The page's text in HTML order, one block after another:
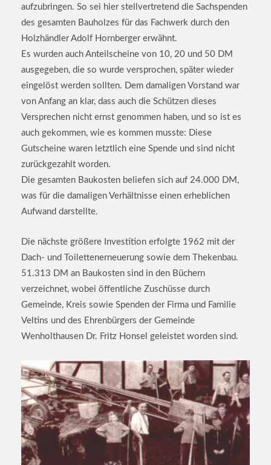
aufzubringen. So sei hier stellvertretend die Sachspenden
des gesamten Bauholzes für das Fachwerk durch den
Holzhändler Adolf Hornberger erwähnt.
Es wurden auch Anteilscheine von 10, 20 und 50 DM
ausgegeben, die so wurde versprochen, später wieder
eingelöst werden sollten. Dem damaligen Vorstand war
von Anfang an klar, dass auch die Schützen dieses
Versprechen nicht ernst genommen haben, und so ist es
auch gekommen, wie es kommen musste: Diese
Gutscheine waren letztlich eine Spende und sind nicht
zurückgezahlt worden.
Die gesamten Baukosten beliefen sich auf 24.000 DM,
was für die damaligen Verhältnisse einen erheblichen
Aufwand darstellte.
Die nächste größere Investition erfolgte 1962 mit der
Dach- und Toilettenerneuerung sowie dem Thekenbau.
51.313 DM an Baukosten sind in den Büchern
verzeichnet, wobei öffentliche Zuschüsse durch
Gemeinde, Kreis sowie Spenden der Firma und Familie
Veltins und des Ehrenbürgers der Gemeinde
Wenholthausen Dr. Fritz Honsel geleistet worden sind.